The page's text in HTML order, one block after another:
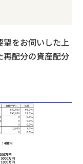
望をお伺いした上
再配分の資産配分